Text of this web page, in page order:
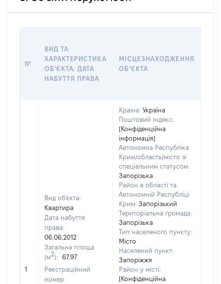
№
ВИД ТА
ХАРАКТЕРИСТИКА
ОБʼЄКТА, ДАТА
НАБУТТЯ ПРАВА
МІСЦЕЗНАХОДЖЕННЯ
ОБʼЄКТА
1
Вид об'єкта:
Квартира
Дата набуття
права:
06.06.2012
Загальна площа
(м2):
67.97
Реєстраційний
номер
Країна: Україна
Поштовий індекс:
[Конфіденційна
інформація]
Автономна Республіка
Крим/область/місто зі
спеціальним статусом:
Запорізька
Район в області та
Автономній Республіці
Крим: Запорізький
Територіальна громада:
Запорізька
Тип населеного пункту:
Місто
Населений пункт:
Запоріжжя
Район у місті:
[Конфіденційна